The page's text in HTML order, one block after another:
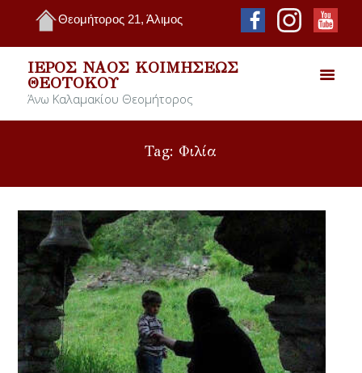
Θεομήτορος 21, Άλιμος
ΙΕΡΌΣ ΝΑΌΣ ΚΟΙΜΉΣΕΩΣ
ΘΕΟΤΌΚΟΥ
Άνω Καλαμακίου Θεομήτορος
Tag: Φιλία